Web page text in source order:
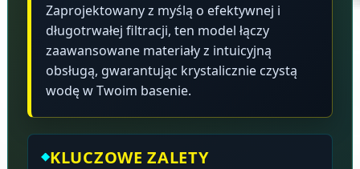
Zaprojektowany z myślą o efektywnej i
długotrwałej filtracji, ten model łączy
zaawansowane materiały z intuicyjną
obsługą, gwarantując krystalicznie czystą
wodę w Twoim basenie.
KLUCZOWE ZALETY